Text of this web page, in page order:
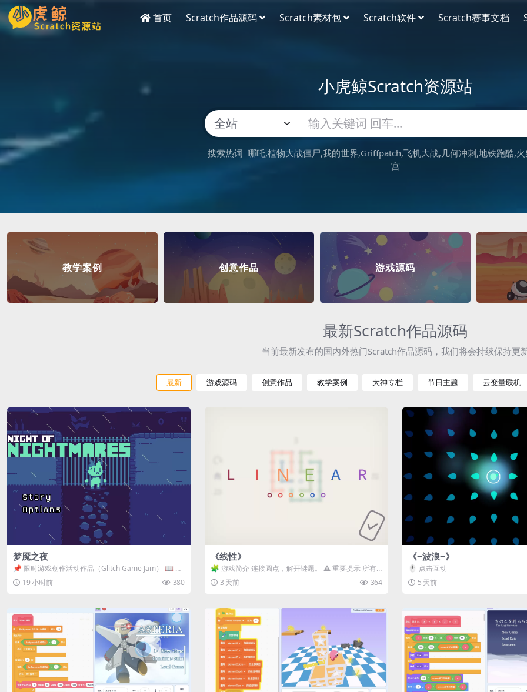
首页 Scratch作品源码 Scratch素材包 Scratch软件 Scratch赛事文档
小虎鲸Scratch资源站
搜索热词 哪吒 植物大战僵尸 我的世界 Griffpatch 飞机大战 几何冲刺 地铁跑酷
宫
教学案例 创意作品 游戏源码
最新Scratch作品源码
当前最新发布的国内外热门Scratch作品源码，我们将会持续保持更
最新 游戏源码 创意作品 教学案例 大神专栏 节日主题 云变量联机
梦魇之夜
📌 限时游戏创作活动作品（Glitch Game Jam） 📖 故
事背景 怪物四...
19 小时前 380
《线性》
🧩 游戏简介 连接圆点，解开谜题。 ⚠️ 重要提示 所有
关卡均可通关，请确保使用...
3 天前 364
《~波浪~》
🖱️ 点击互动
5 天前